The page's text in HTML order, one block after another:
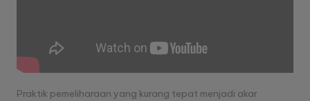
Praktik pemeliharaan yang kurang tepat menjadi akar